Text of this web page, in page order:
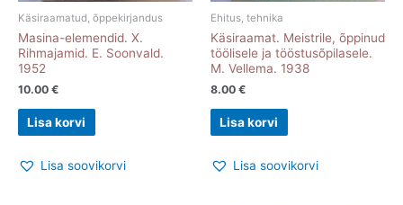
Käsiraamatud, õppekirjandus
Masina-elemendid. X.
Rihmajamid. E. Soonvald.
1952
10.00 €
Lisa korvi
Lisa soovikorvi
Ehitus, tehnika
Käsiraamat. Meistrile, õppinud
töölisele ja tööstusõpilasele.
M. Vellema. 1938
8.00 €
Lisa korvi
Lisa soovikorvi